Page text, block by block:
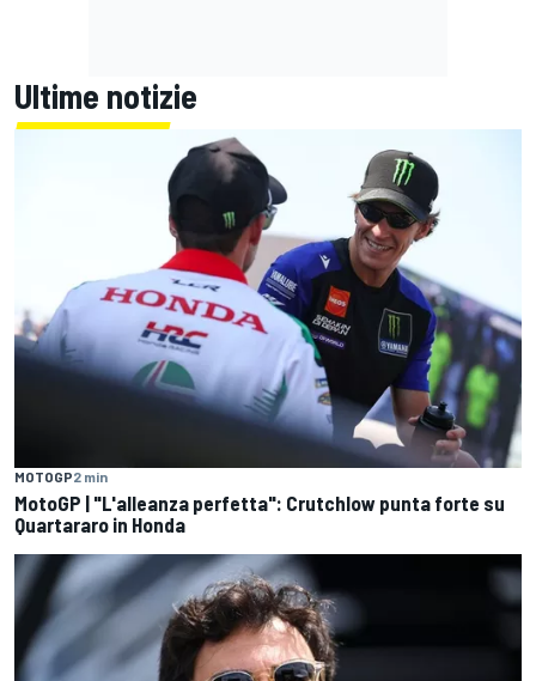
Ultime notizie
MOTOGP2 min
MotoGP | "L'alleanza perfetta": Crutchlow punta forte su
Quartararo in Honda